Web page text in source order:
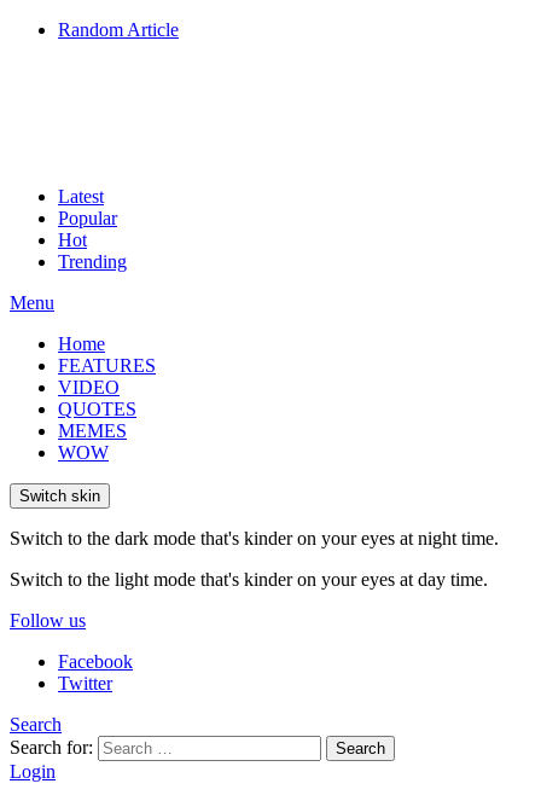
Random Article
Latest
Popular
Hot
Trending
Menu
Home
FEATURES
VIDEO
QUOTES
MEMES
WOW
Switch skin
Switch to the dark mode that's kinder on your eyes at night time.
Switch to the light mode that's kinder on your eyes at day time.
Follow us
Facebook
Twitter
Search
Search for:
Search
Login